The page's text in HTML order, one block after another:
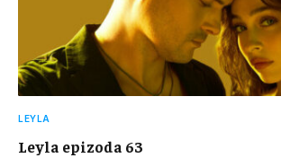
LEYLA
Leyla epizoda 63